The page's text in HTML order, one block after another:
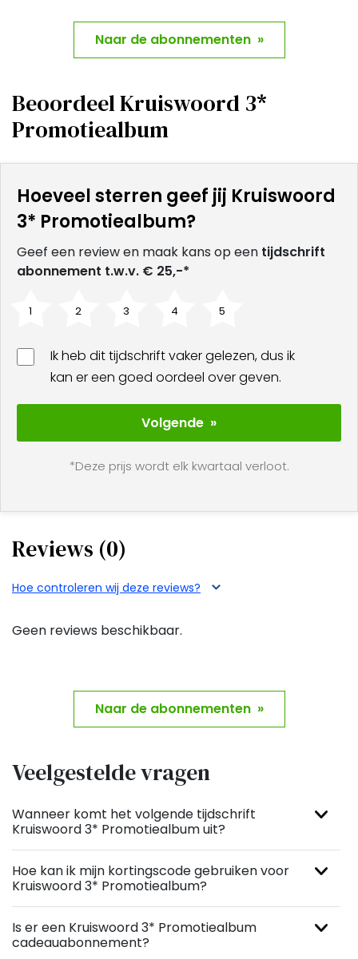
Naar de abonnementen »
Beoordeel Kruiswoord 3*
Promotiealbum
Hoeveel sterren geef jij Kruiswoord
3* Promotiealbum?
Geef een review en maak kans op een tijdschrift
abonnement t.w.v. € 25,-*
5
4
3
2
1
Ik heb dit tijdschrift vaker gelezen, dus ik
kan er een goed oordeel over geven.
Volgende »
*Deze prijs wordt elk kwartaal verloot.
Reviews (0)
Hoe controleren wij deze reviews?
Geen reviews beschikbaar.
Naar de abonnementen »
Veelgestelde vragen
Wanneer komt het volgende tijdschrift
Kruiswoord 3* Promotiealbum uit?
Hoe kan ik mijn kortingscode gebruiken voor
Kruiswoord 3* Promotiealbum?
Is er een Kruiswoord 3* Promotiealbum
cadeauabonnement?